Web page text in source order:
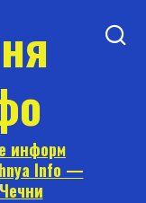
информ
Info —